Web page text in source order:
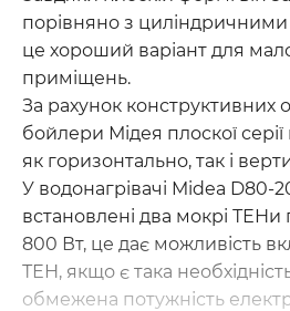
порівняно з
це хороший варіант для
приміщень.
За рахунок конструктивних
бойлери Мідея плоскої
як горизонтально, так і
У водонагрівачі Midea D80-
встановлені два мокрі ТЕНи
800 Вт, це дає можливість
ТЕН, якщо є така
обмежена потужність